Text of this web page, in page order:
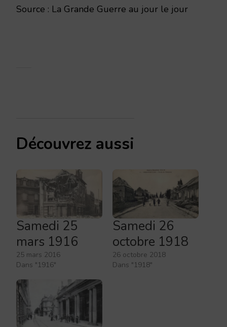
Source : La Grande Guerre au jour le jour
Découvrez aussi
Samedi 25
mars 1916
25 mars 2016
Dans "1916"
Samedi 26
octobre 1918
26 octobre 2018
Dans "1918"